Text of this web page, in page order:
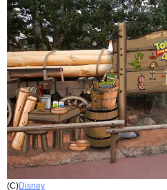
(C)Disney